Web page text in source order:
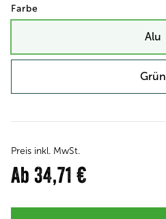
Farbe
Alu
Grün
Preis inkl. MwSt.
Ab 34,71 €